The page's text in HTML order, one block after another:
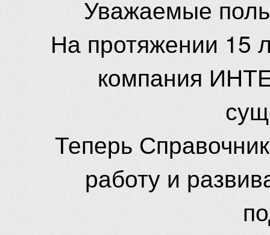
Уважаемые
На протяжении 15
компания
Теперь
работу и